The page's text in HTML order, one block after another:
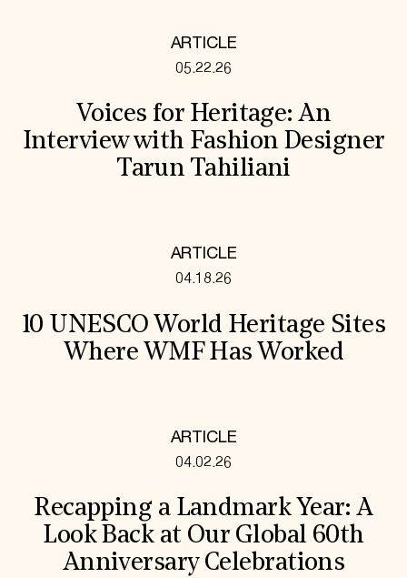
ARTICLE
05.22.26
Voices for Heritage: An
Interview with Fashion Designer
Tarun Tahiliani
ARTICLE
04.18.26
10 UNESCO World Heritage Sites
Where WMF Has Worked
ARTICLE
04.02.26
Recapping a Landmark Year: A
Look Back at Our Global 60th
Anniversary Celebrations